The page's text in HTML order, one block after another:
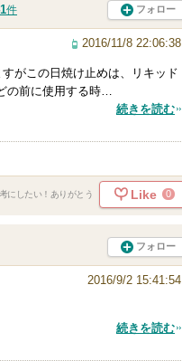
件 フォロー
2016/11/8 22:06:38
がこの日焼け止めは、リキッド
の前に使用する時…
続きを読む
にしたい！ありがとう Like 0
フォロー
2016/9/2 15:41:54
続きを読む